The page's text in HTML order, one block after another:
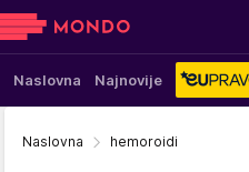
Naslovna Najnovije
Naslovna hemoroidi